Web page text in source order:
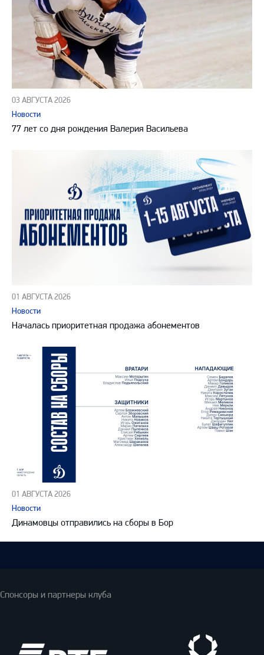
03 АВГУСТА 2026
Новости
77 лет со дня рождения Валерия Васильева
01 АВГУСТА 2026
Новости
Началась приоритетная продажа абонементов
01 АВГУСТА 2026
Новости
Динамовцы отправились на сборы в Бор
Спонсоры и партнеры клуба